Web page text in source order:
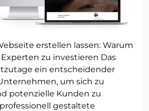
erstellen lassen: Warum
zu investieren Das
ein entscheidender
um sich zu
potenzielle Kunden zu
gestaltete